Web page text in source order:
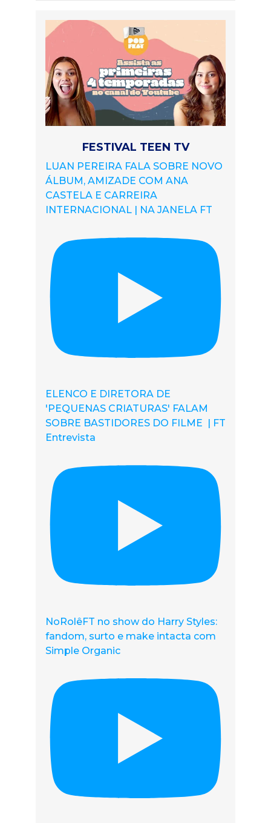
FESTIVAL TEEN TV
LUAN PEREIRA FALA SOBRE NOVO
ÁLBUM, AMIZADE COM ANA
CASTELA E CARREIRA
INTERNACIONAL | NA JANELA FT
ELENCO E DIRETORA DE
'PEQUENAS CRIATURAS' FALAM
SOBRE BASTIDORES DO FILME | FT
Entrevista
NoRolêFT no show do Harry Styles:
fandom, surto e make intacta com
Simple Organic